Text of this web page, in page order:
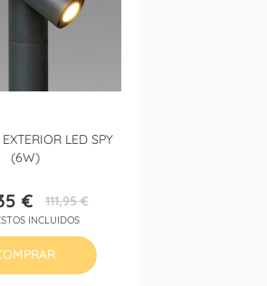
LED SPY
(6W)
Precio
€
Precio
base
111,95 €
INCLUIDOS